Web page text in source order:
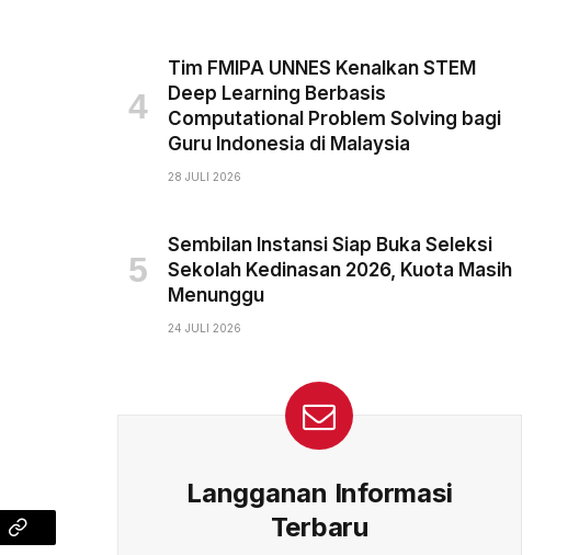
Copy
Tim FMIPA UNNES Kenalkan STEM
Deep Learning Berbasis
Computational Problem Solving bagi
Guru Indonesia di Malaysia
28 JULI 2026
Sembilan Instansi Siap Buka Seleksi
Sekolah Kedinasan 2026, Kuota Masih
Menunggu
24 JULI 2026
Langganan Informasi
Terbaru